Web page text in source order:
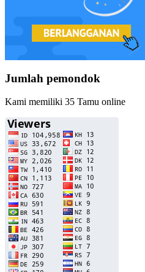
Jumlah pemondok
Kami memiliki 35 Tamu online